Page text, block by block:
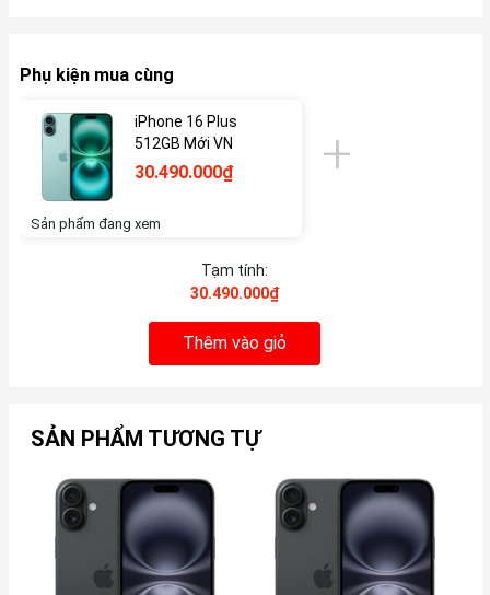
Phụ kiện mua cùng
iPhone 16 Plus
512GB Mới VN
30.490.000₫
Sản phẩm đang xem
Tạm tính:
30.490.000₫
Thêm vào giỏ
SẢN PHẨM TƯƠNG TỰ